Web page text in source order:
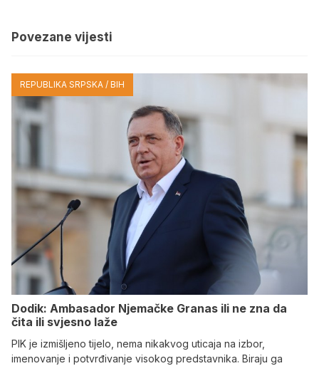
Povezane vijesti
REPUBLIKA SRPSKA / BIH
Dodik: Ambasador Njemačke Granas ili ne zna da
čita ili svjesno laže
PIK je izmišljeno tijelo, nema nikakvog uticaja na izbor,
imenovanje i potvrđivanje visokog predstavnika. Biraju ga